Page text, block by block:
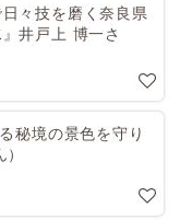
々技を磨く奈良県
井戸上 博一さ
秘境の景色を守り